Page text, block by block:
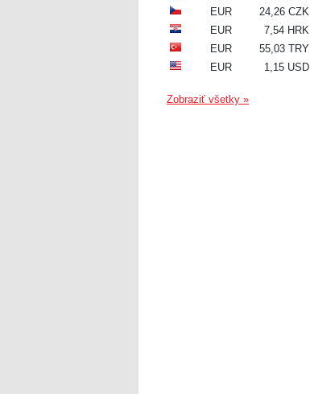
EUR
24,26 CZK
EUR
7,54 HRK
EUR
55,03 TRY
EUR
1,15 USD
Zobraziť všetky »